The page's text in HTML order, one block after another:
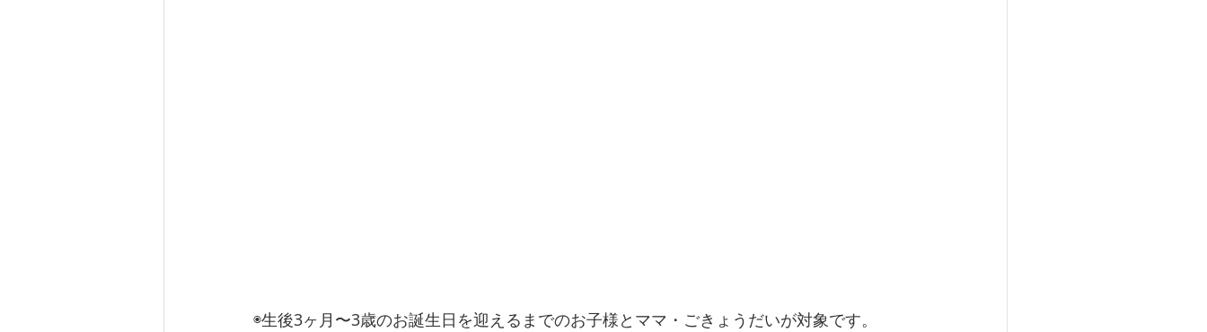
◉生後3ヶ月〜3歳のお誕生日を迎えるまでのお子様とママ・ごきょうだいが対象です。